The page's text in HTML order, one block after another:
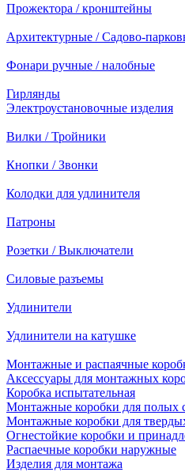
Прожектора / кронштейны
Архитектурные / Садово-
Фонари ручные / налобные
Гирлянды
Электроустановочные изделия
Вилки / Тройники
Кнопки / Звонки
Колодки для удлинителя
Патроны
Розетки / Выключатели
Силовые разъемы
Удлинители
Удлинители на катушке
Монтажные и распаячные
Аксессуары для монтажных
Коробка испытательная
Монтажные коробки для полых
Монтажные коробки для
Огнестойкие коробки и
Распаечные коробки наружные
Изделия для монтажа